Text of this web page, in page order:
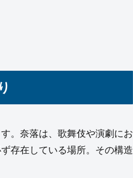
。奈落は、歌舞伎や演劇にお
存在している場所。その構造